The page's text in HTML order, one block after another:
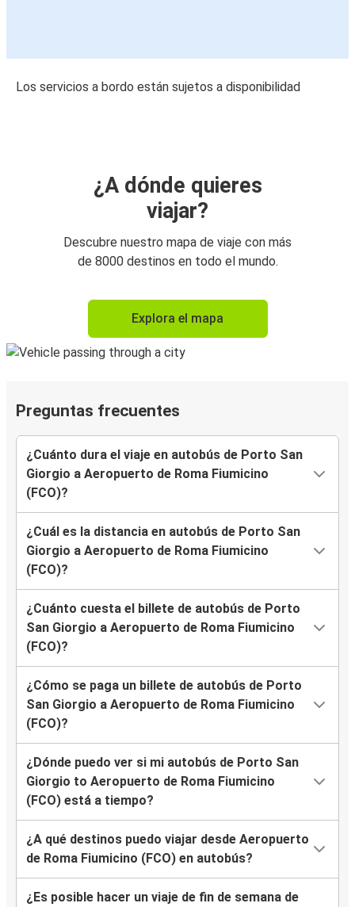
Los servicios a bordo están sujetos a disponibilidad
¿A dónde quieres
viajar?
Descubre nuestro mapa de viaje con más
de 8000 destinos en todo el mundo.
Explora el mapa
Preguntas frecuentes
¿Cuánto dura el viaje en autobús de Porto San
Giorgio a Aeropuerto de Roma Fiumicino
(FCO)?
¿Cuál es la distancia en autobús de Porto San
Giorgio a Aeropuerto de Roma Fiumicino
(FCO)?
¿Cuánto cuesta el billete de autobús de Porto
San Giorgio a Aeropuerto de Roma Fiumicino
(FCO)?
¿Cómo se paga un billete de autobús de Porto
San Giorgio a Aeropuerto de Roma Fiumicino
(FCO)?
¿Dónde puedo ver si mi autobús de Porto San
Giorgio to Aeropuerto de Roma Fiumicino
(FCO) está a tiempo?
¿A qué destinos puedo viajar desde Aeropuerto
de Roma Fiumicino (FCO) en autobús?
¿Es posible hacer un viaje de fin de semana de